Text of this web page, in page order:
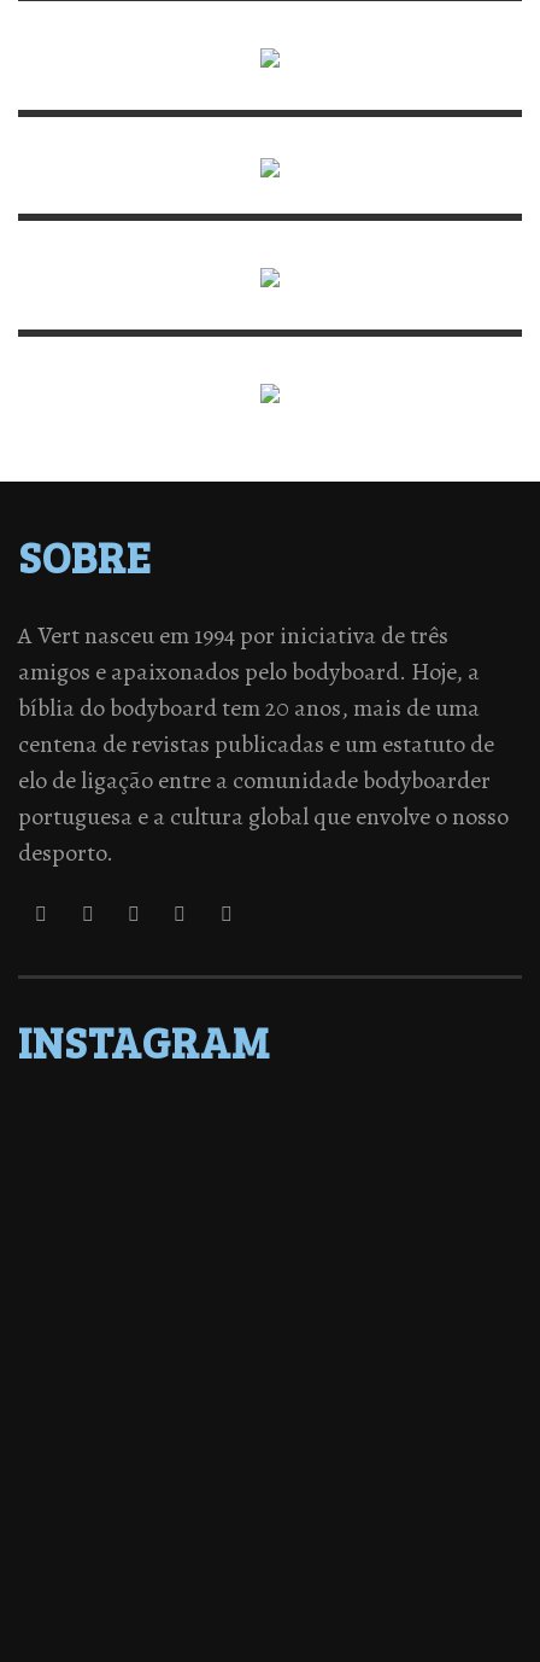
SOBRE
A Vert nasceu em 1994 por iniciativa de três
amigos e apaixonados pelo bodyboard. Hoje, a
bíblia do bodyboard tem 20 anos, mais de uma
centena de revistas publicadas e um estatuto de
elo de ligação entre a comunidade bodyboarder
portuguesa e a cultura global que envolve o nosso
desporto.
INSTAGRAM